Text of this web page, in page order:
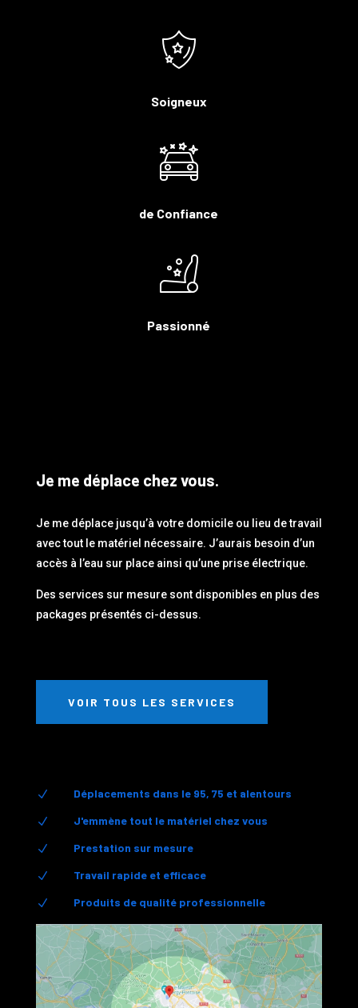
Soigneux
de Confiance
Passionné
Je me déplace chez vous.
Je me déplace jusqu’à votre domicile ou lieu de travail
avec tout le matériel nécessaire. J’aurais besoin d’un
accès à l’eau sur place ainsi qu’une prise électrique.
Des services sur mesure sont disponibles en plus des
packages présentés ci-dessus.
VOIR TOUS LES SERVICES
N Déplacements dans le 95, 75 et alentours
N J'emmène tout le matériel chez vous
N Prestation sur mesure
N Travail rapide et efficace
N Produits de qualité professionnelle